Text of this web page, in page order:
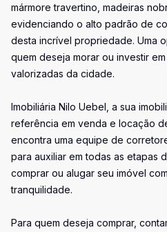
mármore travertino, madeiras
evidenciando o alto padrão de
desta incrível propriedade. Uma
quem deseja morar ou investir
valorizadas da cidade.
Imobiliária Nilo Uebel, a sua
referência em venda e locação
encontra uma equipe de
para auxiliar em todas as etapas
comprar ou alugar seu imóvel
tranquilidade.
Para quem deseja comprar,